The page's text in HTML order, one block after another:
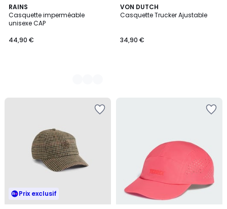
RAINS
Casquette imperméable
unisexe CAP
44,90 €
2
Couleurs
VON DUTCH
Casquette Trucker Ajustable
34,90 €
Prix exclusif